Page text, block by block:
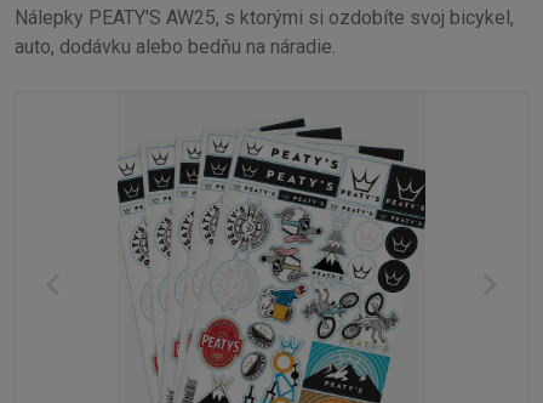
Nálepky PEATY'S AW25, s ktorými si ozdobíte svoj bicykel,
auto, dodávku alebo bedňu na náradie.